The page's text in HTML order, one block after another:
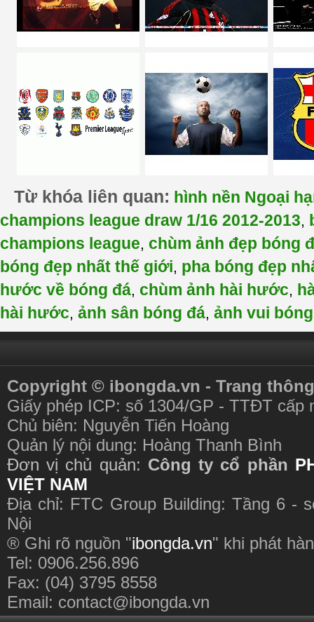
Từ khóa liên quan: hình nền Ngoại
champions league draw 1/16 2012-2013,
champions league, chùm ảnh đẹp bóng
bóng đẹp nhất thế giới, pha bóng đẹp
hước về bóng đá, chùm ảnh hài hước,
hài hước, ảnh sân bóng đá, ảnh vui
Copyright © ibongda.vn - Trang
Giấy phép ICP: số 1304/GP - TTĐT cấp
Chủ biên: Nguyễn Tiến Hoàng
Quản lý nội dung: Hoàng Thanh Bình
Đơn vị chủ quản: Công ty cổ phần
VIỆT NAM
Địa chỉ: FTC Group Building: Tầng 6 -
Nội
® Ghi rõ nguồn "ibongda.vn" khi phát
Tel: 0906.256.896
Fax: (04) 3795 8558
Email: contact@ibongda.vn